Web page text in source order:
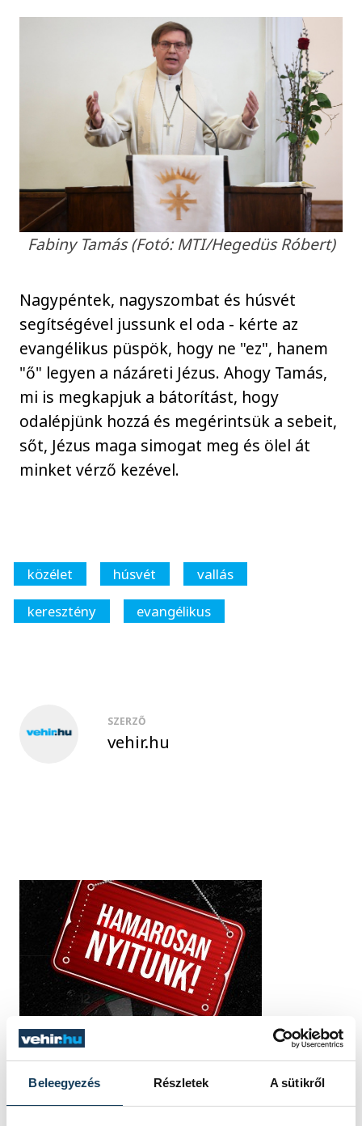
Beleegyezés Részletek A sütikről
Fabiny Tamás (Fotó: MTI/Hegedüs Róbert)
Nagypéntek, nagyszombat és húsvét
segítségével jussunk el oda - kérte az
evangélikus püspök, hogy ne "ez", hanem
"ő" legyen a názáreti Jézus. Ahogy Tamás,
mi is megkapjuk a bátorítást, hogy
odalépjünk hozzá és megérintsük a sebeit,
sőt, Jézus maga simogat meg és ölel át
minket vérző kezével.
közélet húsvét
vallás
keresztény
evangélikus
SZERZŐ
vehir.hu